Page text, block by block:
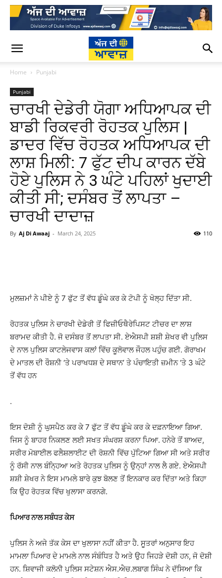
Home Punjabi
Punjabi
ਚਾਰਖੀ ਦੇਡੇਰੀ ਯੋਗਾ ਅਧਿਆਪਕ ਦੀ
ਬਾਡੀ ਰਿਕਵਰੀ ਰੋਹਤਕ ਪੁਲਿਸ |
ਡਾਦਰ ਵਿੱਚ ਰੋਹਤਕ ਅਧਿਆਪਕ ਦੀ
ਲਾਸ਼ ਮਿਲੀ: 7 ਫੁੱਟ ਦੀਪ ਕਾਰਨ ਦੱਬੇ
ਹੋਏ ਪੁਲਿਸ ਨੇ 3 ਘੰਟੇ ਪਹਿਲਾਂ ਖੁਦਾਈ
ਕੀਤੀ ਸੀ; ਦਸੰਬਰ ਤੋਂ ਲਾਪਤਾ –
ਚਾਰਖੀ ਦਾਦਾਜ਼
By Aj Di Awaaj - March 24, 2025 110
ਮੁਲਜ਼ਮਾਂ ਨੇ ਪੀਏ ਨੂੰ 7 ਫੁੱਟ ਤੋਂ ਵੱਧ ਡੂੰਘੇ ਕਰ ਕੇ ਟੋਪੀ ਨੂੰ ਖੋਲ੍ਹ ਦਿੱਤਾ ਸੀ.
ਰੋਹਤਕ ਪੁਲਿਸ ਨੇ ਚਾਰਖੀ ਦੇਡੇਰੀ ਤੋਂ ਫਿਜ਼ੀਓਥੈਰੇਪਿਸਟ ਟੀਚਰ ਦਾ ਲਾਸ਼
ਬਰਾਮਦ ਕੀਤੀ ਹੈ. ਜੋ ਦਸੰਬਰ ਤੋਂ ਲਾਪਤਾ ਸੀ. ਏਐਸਪੀ ਸ਼ਸ਼ੀ ਸ਼ੇਖਰ ਵੀ ਪੁਲਿਸ
ਦੇ ਨਾਲ ਪੁਲਿਸ ਕਾਟਲੇਜਵਾਸ ਕਲਾਂ ਵਿੱਚ ਕੂਲੋਵਾਲ ਜੌਹਲ ਪਹੁੰਚ ਗਈ. ਗੋਰਾਖਮ
ਦੇ ਮਾਤਲ ਦੀ ਰੌਸ਼ਨੀ ‘ਤੇ ਪਰਾਖਧਸ਼ ਦੇ ਸਥਾਨ’ ਤੇ ਪੰਚਾਇਤੀ ਜ਼ਮੀਨ ‘ਤੇ 3 ਘੰਟੇ
ਤੋਂ ਵੱਧ ਹਨ
.
ਇਸ ਦੋਸ਼ੀ ਨੂੰ ਘੁਸਪੈਠ ਕਰ ਕੇ 7 ਫੁੱਟ ਤੋਂ ਵੱਧ ਡੂੰਘੇ ਕਰ ਕੇ ਦਫ਼ਨਾਇਆ ਗਿਆ.
ਜਿਸ ਨੂੰ ਬਾਹਰ ਨਿਕਲਣ ਲਈ ਸਖਤ ਸੰਘਰਸ਼ ਕਰਨਾ ਪਿਆ. ਹਨੇਰੇ ਤੋਂ ਬਾਅਦ,
ਸਰੀਰ ਮੋਬਾਈਲ ਫਲੈਸ਼ਲਾਈਟ ਦੀ ਰੋਸ਼ਨੀ ਵਿੱਚ ਪੁੱਟਿਆ ਗਿਆ ਸੀ ਅਤੇ ਸਰੀਰ
ਨੂੰ ਰੱਸੀ ਨਾਲ ਬੰਨ੍ਹਿਆ ਅਤੇ ਰੋਹਤਕ ਪੁਲਿਸ ਨੂੰ ਉਨ੍ਹਾਂ ਨਾਲ ਲੈ ਗਏ. ਏਐਸਪੀ
ਸ਼ਸ਼ੀ ਸ਼ੇਖਰ ਨੇ ਇਸ ਮਾਮਲੇ ਬਾਰੇ ਕੁਝ ਬੋਲਣ ਤੋਂ ਇਨਕਾਰ ਕਰ ਦਿੱਤਾ ਅਤੇ ਕਿਹਾ
ਕਿ ਉਹ ਰੋਹਤਕ ਵਿੱਚ ਖੁਲਾਸਾ ਕਰਨਗੇ.
ਪਿਆਰ ਨਾਲ ਸਬੰਧਤ ਕੇਸ
ਪੁਲਿਸ ਨੇ ਅਜੇ ਤੱਕ ਕੇਸ ਦਾ ਖੁਲਾਸਾ ਨਹੀਂ ਕੀਤਾ ਹੈ. ਸੂਤਰਾਂ ਅਨੁਸਾਰ ਇਹ
ਮਾਮਲਾ ਪਿਆਰ ਦੇ ਮਾਮਲੇ ਨਾਲ ਸੰਬੰਧਿਤ ਹੈ ਅਤੇ ਉਹ ਜਿਹੜੇ ਦੋਸ਼ੀ ਹਨ, ਜੋ ਦੋਸ਼ੀ
ਹਨ. ਸ਼ਿਵਾਜੀ ਕਲੋਨੀ ਪੁਲਿਸ ਸਟੇਸ਼ਨ ਐਸ.ਐਚ.ਲਬਾਗ ਸਿੰਘ ਨੇ ਦੱਸਿਆ ਕਿ